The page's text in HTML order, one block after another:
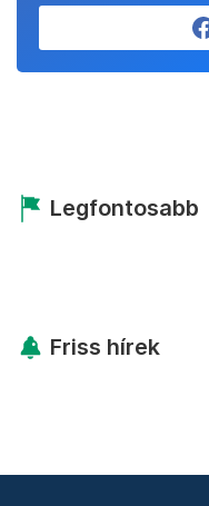
Legfontosabb
Friss hírek